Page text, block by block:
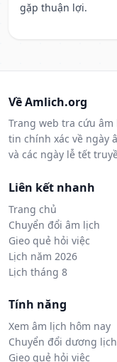
gặp thuận lợi.
Về Amlich.org
Trang web tra cứu
tin chính xác về ngày
và các ngày lễ tết
Liên kết nhanh
Trang chủ
Chuyển đổi âm lịch
Gieo quẻ hỏi việc
Lịch năm 2026
Lịch tháng 8
Tính năng
Xem âm lịch hôm nay
Chuyển đổi dương
Gieo quẻ hỏi việc